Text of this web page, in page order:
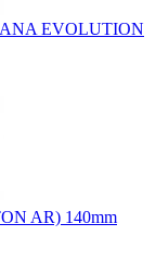
EVOLUTION
AR) 140mm